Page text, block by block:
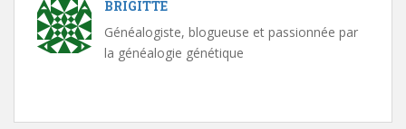
BRIGITTE
Généalogiste, blogueuse et passionnée par
la généalogie génétique